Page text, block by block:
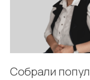
Собрали